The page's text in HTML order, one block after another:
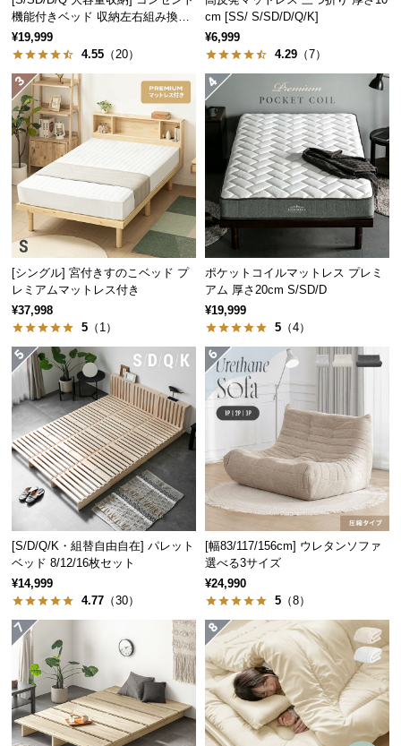
中
商
の
配
送
に
つ
い
て
小
型
商
品
配
送
に
つ
い
て
開
設
置
サ
ー
ビ
ス
に
つ
い
て
機能付きベッド 収納左右組み換え
可能
¥19,999
4.55 （20）
cm [SS/ S/SD/D/Q/K]
¥6,999
4.29 （7）
[シングル] 宮付きすのこベッド プ
レミアムマットレス付き
¥37,998
5 （1）
ポケットコイルマットレス プレミ
アム 厚さ20cm S/SD/D
¥19,999
5 （4）
[S/D/Q/K・組替自由自在] パレット
ベッド 8/12/16枚セット
¥14,999
4.77 （30）
[幅83/117/156cm] ウレタンソファ
選べる3サイズ
¥24,990
5 （8）